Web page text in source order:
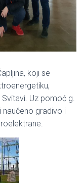
koji se
Uz pomoć g.
naučeno gradivo i